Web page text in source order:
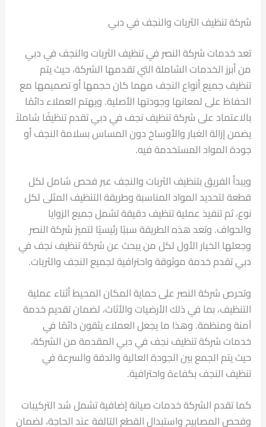
شركة تنظيف الثريات والنجف في دبي
تعد خدمات شركة النصر في تنظيف الثريات والنجف في دبي
من أبرز الخدمات الشاملة التي تقدمها الشركة، حيث يتم
تنظيف جميع أنواع النجف مهما كان حجمها أو تصميمها مع
الحفاظ على لمعانها وجودتها الأصلية. ويهتم العملاء دائمًا
بالاعتماد على شركة تنظيف نجف في دبي تقدم تنظيفًا شاملاً
يضمن إزالة الغبار والأوساخ دون المساس بسلامة النجف أو
جودة المواد المستخدمة فيه.
ويبدأ الفريق بتنظيف الثريات والنجف عبر فحص شامل لكل
قطعة لتحديد المواد المناسبة وطريقة التنظيف المثلى لكل
نوع، ثم تنفيذ عملية تنظيف دقيقة تشمل جميع الزوايا
والحواف. وتعد هذه الطريقة سببًا رئيسيًا لتميز شركة النصر
وجعلها الخيار الأول لكل من يبحث عن شركة تنظيف نجف في
دبي تقدم خدمة موثوقة واحترافية لجميع النجف والثريات.
وتحرص شركة النصر على حماية المكان المحيط أثناء عملية
التنظيف، بما في ذلك الأرضيات والأثاث، لضمان تقديم خدمة
آمنة ومنظمة. وهذا ما يجعل العملاء يثقون دائمًا في
خدمات شركة تنظيف نجف في دبي المقدمة من الشركة،
حيث يتم الجمع بين الجودة العالية والدقة والسرعة في
تنظيف النجف بكفاءة واحترافية.
كما تقدم الشركة خدمات صيانة إضافية تشمل شد التركيبات
وفحص المصابيح واستبدال القطع التالفة عند الحاجة، لضمان